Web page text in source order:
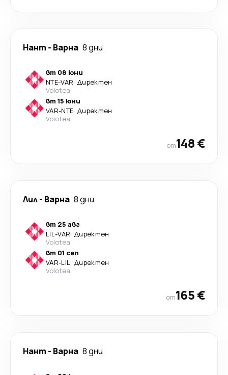
Нант - Варна 8 дни
вт 08 юни
NTE-VAR· Директен
Volotea
вт 15 юни
VAR-NTE· Директен
Volotea
от148 €
Лил- Варна 8 дни
вт 25 авг
LIL-VAR· Директен
Volotea
вт 01 сеп
VAR-LIL· Директен
Volotea
от165 €
Нант - Варна 8 дни